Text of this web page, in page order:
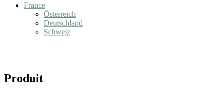
France
Österreich
Deutschland
Schweiz
Produit